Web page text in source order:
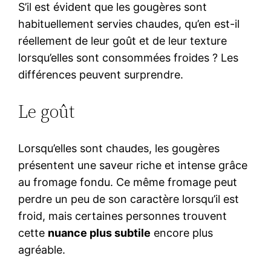
S’il est évident que les gougères sont
habituellement servies chaudes, qu’en est-il
réellement de leur goût et de leur texture
lorsqu’elles sont consommées froides ? Les
différences peuvent surprendre.
Le goût
Lorsqu’elles sont chaudes, les gougères
présentent une saveur riche et intense grâce
au fromage fondu. Ce même fromage peut
perdre un peu de son caractère lorsqu’il est
froid, mais certaines personnes trouvent
cette nuance plus subtile encore plus
agréable.